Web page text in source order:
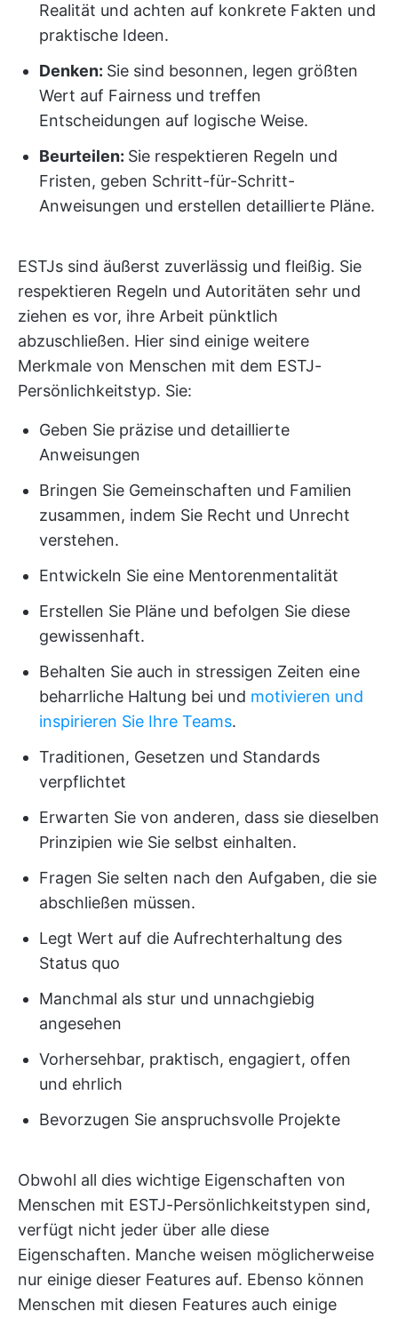
Realität und achten auf konkrete Fakten und
praktische Ideen.
Denken: Sie sind besonnen, legen größten
Wert auf Fairness und treffen
Entscheidungen auf logische Weise.
Beurteilen: Sie respektieren Regeln und
Fristen, geben Schritt-für-Schritt-
Anweisungen und erstellen detaillierte Pläne.
ESTJs sind äußerst zuverlässig und fleißig. Sie
respektieren Regeln und Autoritäten sehr und
ziehen es vor, ihre Arbeit pünktlich
abzuschließen. Hier sind einige weitere
Merkmale von Menschen mit dem ESTJ-
Persönlichkeitstyp. Sie:
Geben Sie präzise und detaillierte
Anweisungen
Bringen Sie Gemeinschaften und Familien
zusammen, indem Sie Recht und Unrecht
verstehen.
Entwickeln Sie eine Mentorenmentalität
Erstellen Sie Pläne und befolgen Sie diese
gewissenhaft.
Behalten Sie auch in stressigen Zeiten eine
beharrliche Haltung bei und motivieren und
inspirieren Sie Ihre Teams.
Traditionen, Gesetzen und Standards
verpflichtet
Erwarten Sie von anderen, dass sie dieselben
Prinzipien wie Sie selbst einhalten.
Fragen Sie selten nach den Aufgaben, die sie
abschließen müssen.
Legt Wert auf die Aufrechterhaltung des
Status quo
Manchmal als stur und unnachgiebig
angesehen
Vorhersehbar, praktisch, engagiert, offen
und ehrlich
Bevorzugen Sie anspruchsvolle Projekte
Obwohl all dies wichtige Eigenschaften von
Menschen mit ESTJ-Persönlichkeitstypen sind,
verfügt nicht jeder über alle diese
Eigenschaften. Manche weisen möglicherweise
nur einige dieser Features auf. Ebenso können
Menschen mit diesen Features auch einige